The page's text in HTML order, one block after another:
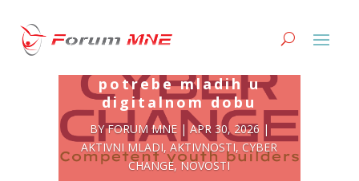
potrebe mladih u
digitalnom dobu
BYFORUM MNE| APR 30, 2026 |
AKTIVNI MLADI,AKTIVNOSTI, CYBER
CHANGE,NOVOSTI